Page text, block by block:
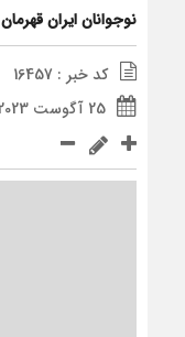
نوجوانان ایران قهرمان
کد خبر : 16457
25 آگوست 2023 - 23:30